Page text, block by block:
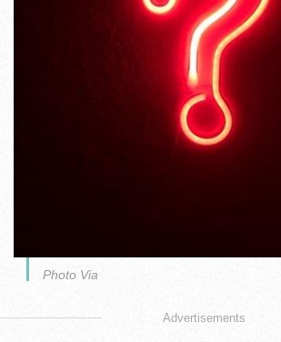
Photo Via
Advertisements